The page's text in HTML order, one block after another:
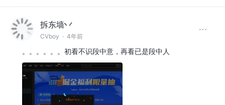
拆东墙丷
CVboy · 4年前
。。。。。。初看不识段中意，再看已是段中人